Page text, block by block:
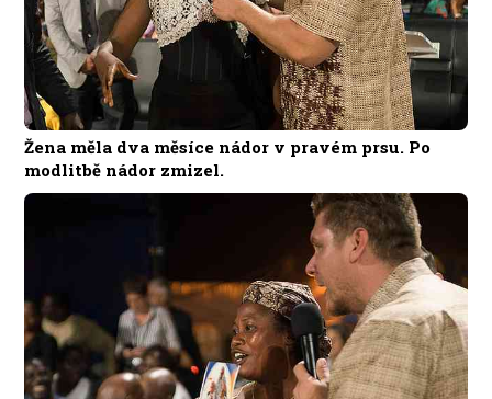
Žena měla dva měsíce nádor v pravém prsu. Po
modlitbě nádor zmizel.